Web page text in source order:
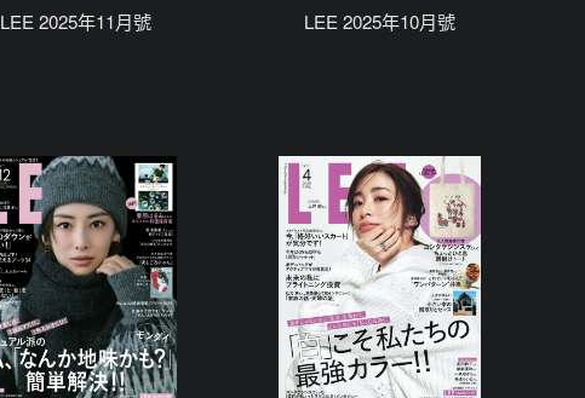
LEE 2025年11月號 LEE 2025年10月號